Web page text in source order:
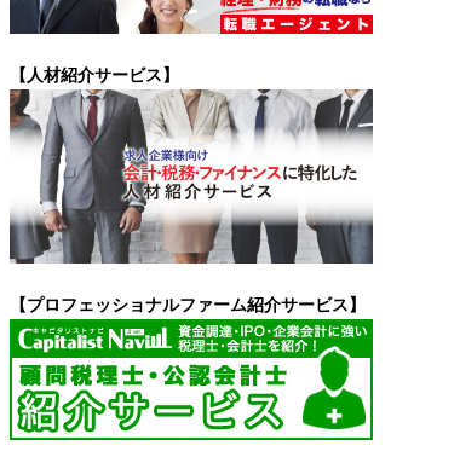
【人材紹介サービス】
【プロフェッショナルファーム紹介サービス】